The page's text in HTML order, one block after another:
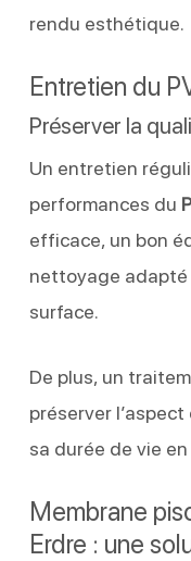
rendu esthétique.
Entretien du
Préserver la
Un entretien
performances du
efficace, un bon
nettoyage
surface.
De plus, un
préserver
sa durée de vie en
Membrane
Erdre : une